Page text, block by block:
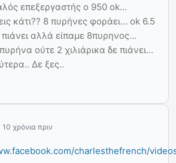
επεξεργαστής ο 950 ok…
κάτι?? 8 πυρήνες φοράει… ok 6.5
πιάνει αλλά είπαμε 8πυρηνος…
ούτε 2 χιλιάρικα δε πιάνει…
Δε ξες..
10 χρόνια πριν
charlesthefrench/